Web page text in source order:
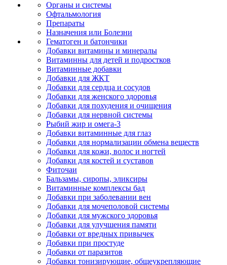
Органы и системы
Офтальмология
Препараты
Назначения или Болезни
Гематоген и батончики
Добавки витамины и минералы
Витаминны для детей и подростков
Витаминные добавки
Добавки для ЖКТ
Добавки для сердца и сосудов
Добавки для женского здоровья
Добавки для похудения и очищения
Добавки для нервной системы
Рыбий жир и омега-3
Добавки витаминные для глаз
Добавки для нормализации обмена веществ
Добавки для кожи, волос и ногтей
Добавки для костей и суставов
Фиточаи
Бальзамы, сиропы, эликсиры
Витаминные комплексы бад
Добавки при заболевании вен
Добавки для мочеполовой системы
Добавки для мужского здоровья
Добавки для улучшения памяти
Добавки от вредных привычек
Добавки при простуде
Добавки от паразитов
Добавки тонизирующие, общеукрепляющие